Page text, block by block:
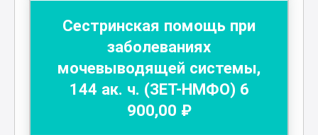
Сестринская помощь при
заболеваниях
мочевыводящей системы,
144 ак. ч. (ЗЕТ-НМФО) 6
900,00 ₽